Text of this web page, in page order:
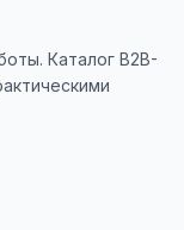
Каталог B2B-